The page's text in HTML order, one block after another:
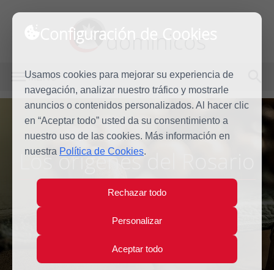
Configuración de Cookies
Usamos cookies para mejorar su experiencia de
navegación, analizar nuestro tráfico y mostrarle
anuncios o contenidos personalizados. Al hacer clic
en “Aceptar todo” usted da su consentimiento a
nuestro uso de las cookies. Más información en
nuestra Política de Cookies.
Rechazar todo
Personalizar
Aceptar todo
dominicos
MENÚ
Los orígenes del Rosario